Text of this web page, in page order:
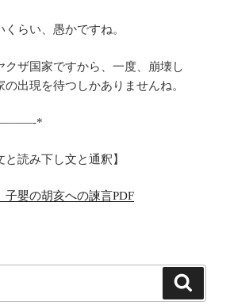
らい、愚かですね。
クザ国家ですから、一度、崩壊し
出現を待つしかありませんね。
*
読み下し文と通釈】
嬰の胡亥への諫言PDF